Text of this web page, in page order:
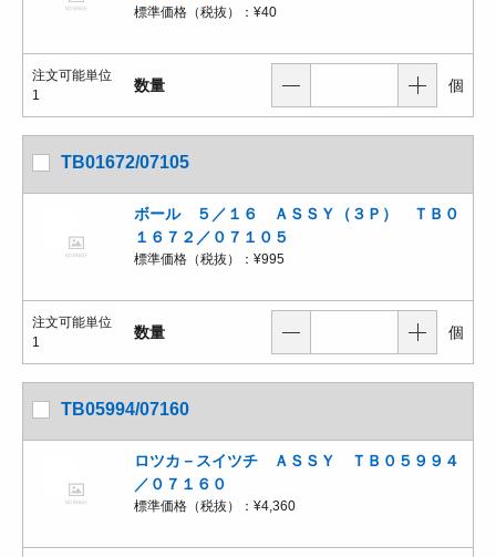
標準価格（税抜）： ¥40
注文可能単位
1
数量 個
TB01672/07105
ボール ５／１６ ＡＳＳＹ（３Ｐ） ＴＢ０
１６７２／０７１０５
標準価格（税抜）： ¥995
注文可能単位
1
数量 個
TB05994/07160
ロツカ－スイツチ ＡＳＳＹ ＴＢ０５９９４
／０７１６０
標準価格（税抜）： ¥4,360